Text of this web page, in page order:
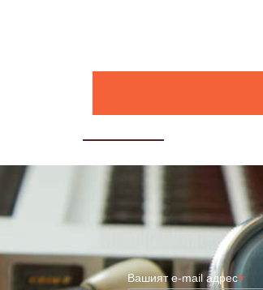
Вашият e-mail адрес*